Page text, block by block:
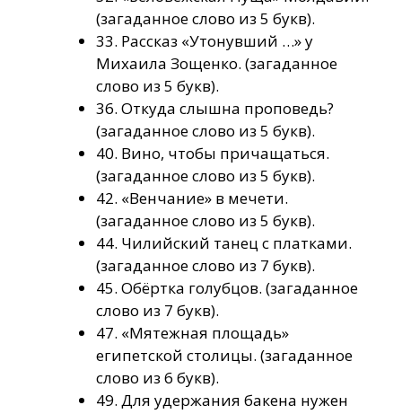
(загаданное слово из 5 букв).
33. Рассказ «Утонувший …» у
Михаила Зощенко. (загаданное
слово из 5 букв).
36. Откуда слышна проповедь?
(загаданное слово из 5 букв).
40. Вино, чтобы причащаться.
(загаданное слово из 5 букв).
42. «Венчание» в мечети.
(загаданное слово из 5 букв).
44. Чилийский танец с платками.
(загаданное слово из 7 букв).
45. Обёртка голубцов. (загаданное
слово из 7 букв).
47. «Мятежная площадь»
египетской столицы. (загаданное
слово из 6 букв).
49. Для удержания бакена нужен